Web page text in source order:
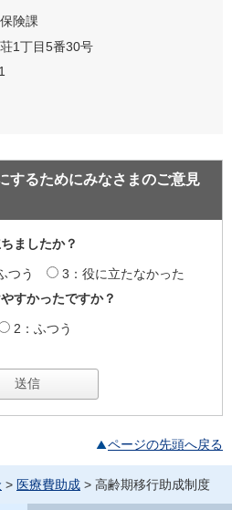
険課
1丁目5番30号
するためにみなさまのご意見
ましたか？
つう
3：役に立たなかった
すかったですか？
2：ふつう
ページの先頭へ戻る
> 医療費助成 > 高齢期移行助成制度